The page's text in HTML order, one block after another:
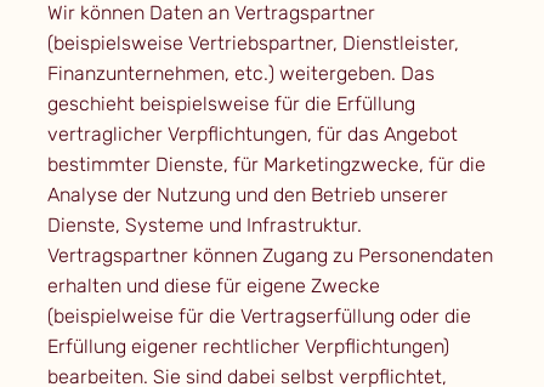
Wir können Daten an Vertragspartner
(beispielsweise Vertriebspartner, Dienstleister,
Finanzunternehmen, etc.) weitergeben. Das
geschieht beispielsweise für die Erfüllung
vertraglicher Verpflichtungen, für das Angebot
bestimmter Dienste, für Marketingzwecke, für die
Analyse der Nutzung und den Betrieb unserer
Dienste, Systeme und Infrastruktur.
Vertragspartner können Zugang zu Personendaten
erhalten und diese für eigene Zwecke
(beispielweise für die Vertragserfüllung oder die
Erfüllung eigener rechtlicher Verpflichtungen)
bearbeiten. Sie sind dabei selbst verpflichtet,